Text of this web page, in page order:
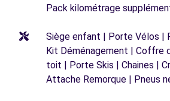
Pack kilométrage
Siège enfant | Porte Vélos |
Kit Déménagement | Coffre
toit | Porte Skis | Chaines |
Attache Remorque | Pneus